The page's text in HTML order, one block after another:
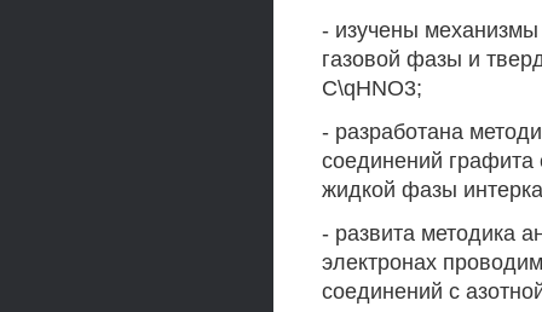
- изучены механизмы
газовой фазы и
C\qHNO3;
- разработана
соединений графита
жидкой фазы
- развита методика
электронах
соединений с